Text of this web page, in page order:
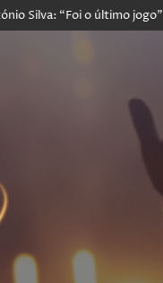
“Foi o último jogo” Itália